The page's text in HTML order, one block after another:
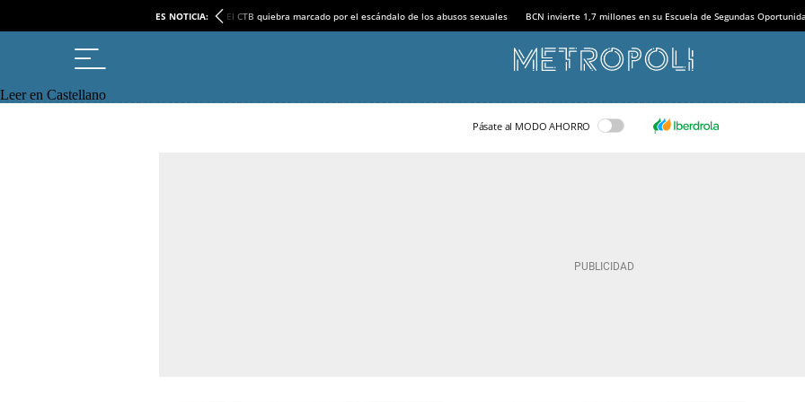
ES NOTICIA: El CTB quiebra marcado por el escándalo de los abusos sexuales BCN invierte 1,7 millones en su Escuela de Segundas
Leer en Castellano
Pásate al MODO AHORRO